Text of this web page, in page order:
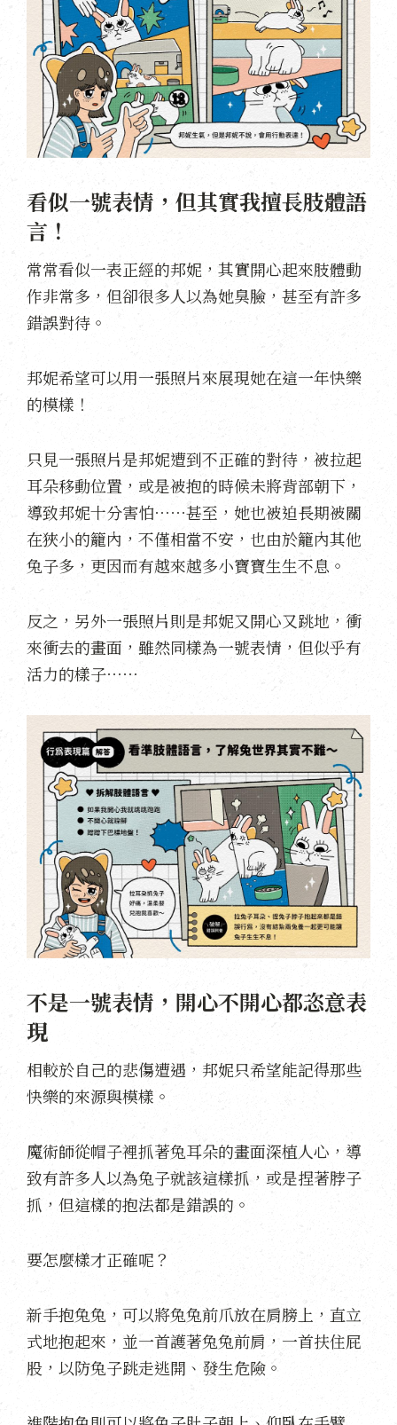
看似一號表情，但其實我擅長肢體語
言！
常常看似一表正經的邦妮，其實開心起來肢體動
作非常多，但卻很多人以為她臭臉，甚至有許多
錯誤對待。
邦妮希望可以用一張照片來展現她在這一年快樂
的模樣！
只見一張照片是邦妮遭到不正確的對待，被拉起
耳朵移動位置，或是被抱的時候未將背部朝下，
導致邦妮十分害怕⋯⋯甚至，她也被迫長期被關
在狹小的籠內，不僅相當不安，也由於籠內其他
兔子多，更因而有越來越多小寶寶生生不息。
反之，另外一張照片則是邦妮又開心又跳地，衝
來衝去的畫面，雖然同樣為一號表情，但似乎有
活力的樣子⋯⋯
不是一號表情，開心不開心都恣意表
現
相較於自己的悲傷遭遇，邦妮只希望能記得那些
快樂的來源與模樣。
魔術師從帽子裡抓著兔耳朵的畫面深植人心，導
致有許多人以為兔子就該這樣抓，或是捏著脖子
抓，但這樣的抱法都是錯誤的。
要怎麼樣才正確呢？
新手抱兔兔，可以將兔兔前爪放在肩膀上，直立
式地抱起來，並一首護著兔兔前肩，一首扶住屁
股，以防兔子跳走逃開、發生危險。